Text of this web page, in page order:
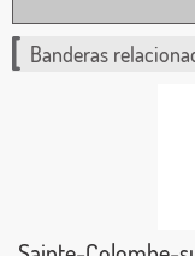
Banderas